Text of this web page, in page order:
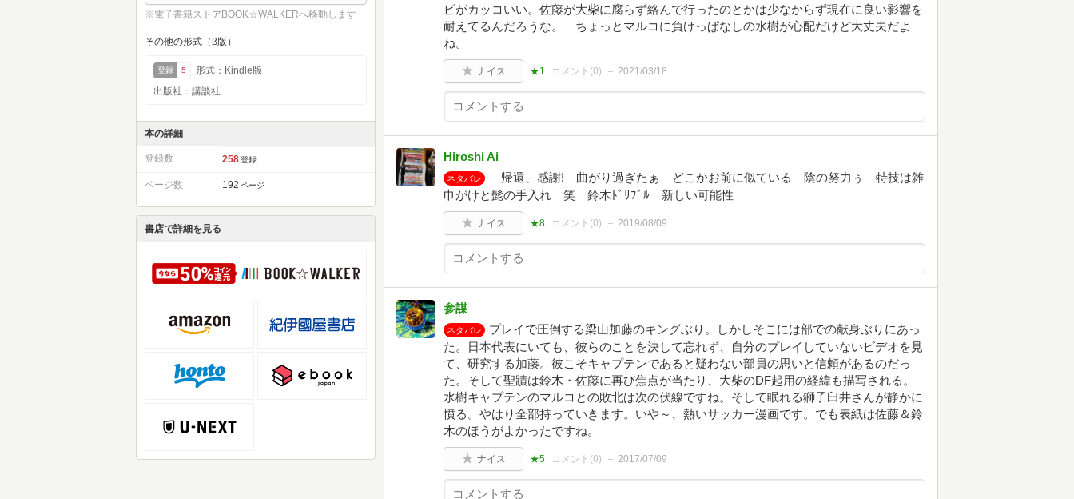
※電子書籍ストアBOOK☆WALKERへ移動します
その他の形式（β版）
登録 5
形式：Kindle版
出版社：講談社
本の詳細
登録数 258 登録
ページ数 192 ページ
書店で詳細を見る
ビがカッコいい。佐藤が大柴に腐らず絡んで行ったのとかは少なからず現在に良い影響を
耐えてるんだろうな。 ちょっとマルコに負けっぱなしの水樹が心配だけど大丈夫だよ
ね。
ナイス ★1 コメント(0) 2021/03/18
Hiroshi Ai
ネタバレ
帰還、感謝! 曲がり過ぎたぁ どこかお前に似ている 陰の努力ぅ 特技は雑
巾がけと髭の手入れ 笑 鈴木ﾄﾞﾘﾌﾞﾙ 新しい可能性
ナイス ★8 コメント(0) 2019/08/09
参謀
ネタバレ
プレイで圧倒する梁山加藤のキングぶり。しかしそこには部での献身ぶりにあっ
た。日本代表にいても、彼らのことを決して忘れず、自分のプレイしていないビデオを見
て、研究する加藤。彼こそキャプテンであると疑わない部員の思いと信頼があるのだっ
た。そして聖蹟は鈴木・佐藤に再び焦点が当たり、大柴のDF起用の経緯も描写される。
水樹キャプテンのマルコとの敗北は次の伏線ですね。そして眠れる獅子臼井さんが静かに
憤る。やはり全部持っていきます。いや～、熱いサッカー漫画です。でも表紙は佐藤＆鈴
木のほうがよかったですね。
ナイス ★5 コメント(0) 2017/07/09